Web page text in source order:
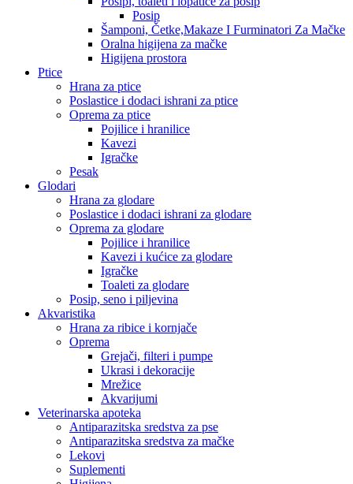
Posip
Šamponi, Četke,Makaze I Furminatori Za Mačke
Oralna higijena za mačke
Higijena prostora
Ptice
Hrana za ptice
Poslastice i dodaci ishrani za ptice
Oprema za ptice
Pojilice i hranilice
Kavezi
Igračke
Pesak
Glodari
Hrana za glodare
Poslastice i dodaci ishrani za glodare
Oprema za glodare
Pojilice i hranilice
Kavezi i kućice za glodare
Igračke
Toaleti za glodare
Posip, seno i piljevina
Akvaristika
Hrana za ribice i kornjače
Oprema
Grejači, filteri i pumpe
Ukrasi i dekoracije
Mrežice
Akvarijumi
Veterinarska apoteka
Antiparazitska sredstva za pse
Antiparazitska sredstva za mačke
Lekovi
Suplementi